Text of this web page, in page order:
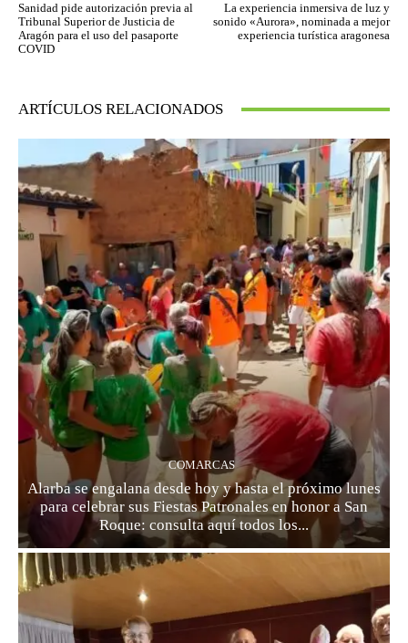
Sanidad pide autorización previa al
Tribunal Superior de Justicia de
Aragón para el uso del pasaporte
COVID
La experiencia inmersiva de luz y
sonido «Aurora», nominada a mejor
experiencia turística aragonesa
ARTÍCULOS RELACIONADOS
COMARCAS
Alarba se engalana desde hoy y hasta el próximo lunes
para celebrar sus Fiestas Patronales en honor a San
Roque: consulta aquí todos los...